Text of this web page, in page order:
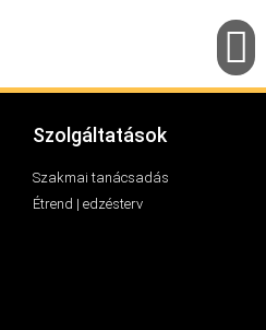
Szolgáltatások
Szakmai tanácsadás
Étrend | edzésterv